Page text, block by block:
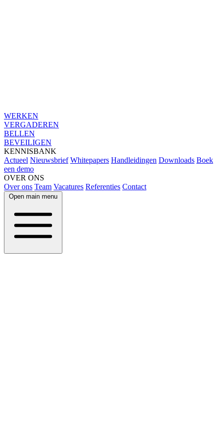
WERKEN
VERGADEREN
BELLEN
BEVEILIGEN
KENNISBANK
Actueel Nieuwsbrief Whitepapers Handleidingen Downloads Boek
een demo
OVER ONS
Over ons Team Vacatures Referenties Contact
Open main menu